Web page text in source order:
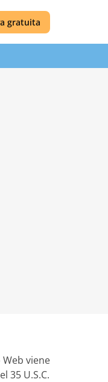
gratuita
viene
35 U.S.C.